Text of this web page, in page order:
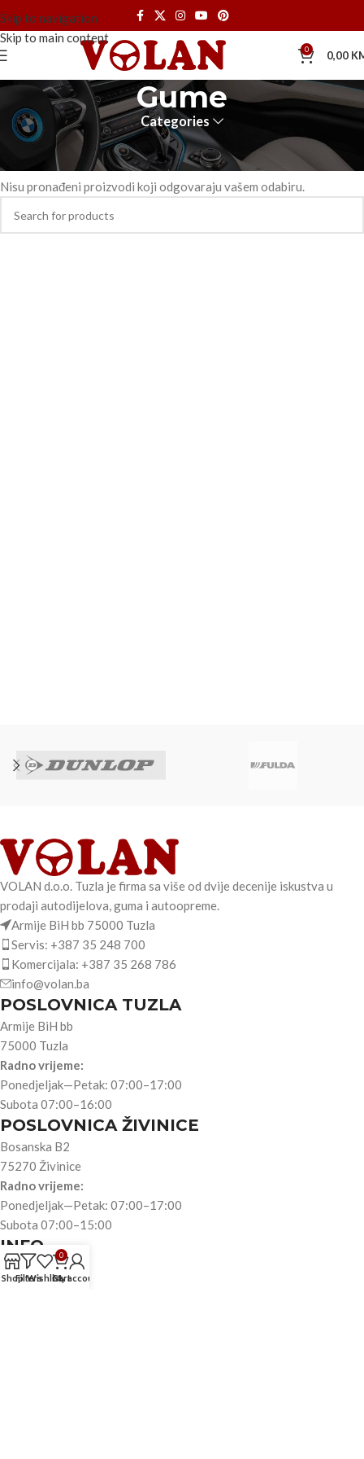
Skip to navigation
Skip to main content
0 0,00
Gume
Categories
Početna Motori Gume
Nisu pronađeni proizvodi koji odgovaraju vašem odabiru.
VOLAN d.o.o. Tuzla je firma sa više od dvije decenije iskustva u
prodaji autodijelova, guma i autoopreme.
Armije BiH bb 75000 Tuzla
Servis: +387 35 248 700
Komercijala: +387 35 268 786
info@volan.ba
POSLOVNICA TUZLA
Armije BiH bb
75000 Tuzla
Radno vrijeme:
Ponedjeljak—Petak: 07:00–17:00
Subota 07:00–16:00
POSLOVNICA ŽIVINICE
Bosanska B2
75270 Živinice
Radno vrijeme:
Ponedjeljak—Petak: 07:00–17:00
Subota 07:00–15:00
INFO
O nama
Trgovina
ShopFiltersWishlist
0
Cart
My account